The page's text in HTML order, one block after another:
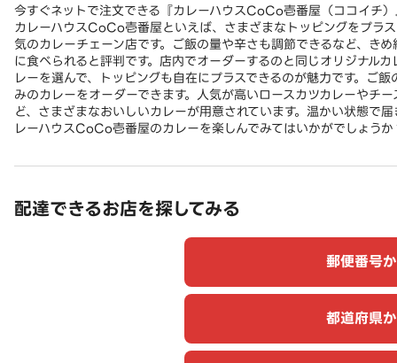
今すぐネットで注文できる『カレーハウスCoCo壱番屋（ココイチ
カレーハウスCoCo壱番屋といえば、さまざまなトッピングをプラ
気のカレーチェーン店です。ご飯の量や辛さも調節できるなど、き
に食べられると評判です。店内でオーダーするのと同じオリジナル
レーを選んで、トッピングも自在にプラスできるのが魅力です。ご
みのカレーをオーダーできます。人気が高いロースカツカレーやチ
ど、さまざまなおいしいカレーが用意されています。温かい状態で
レーハウスCoCo壱番屋のカレーを楽しんでみてはいかがでしょうか
配達できるお店を探してみる
郵便番号
都道府県